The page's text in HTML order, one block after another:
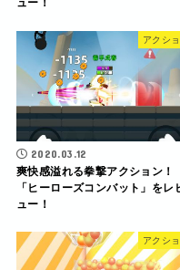
ュー！
アクシ
2020.03.12
爽快感溢れる拳撃アクション！
「ヒーローズコンバット」をレ
ュー！
アクシ